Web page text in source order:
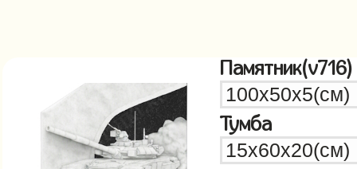
Памятник(v716)
Тумба